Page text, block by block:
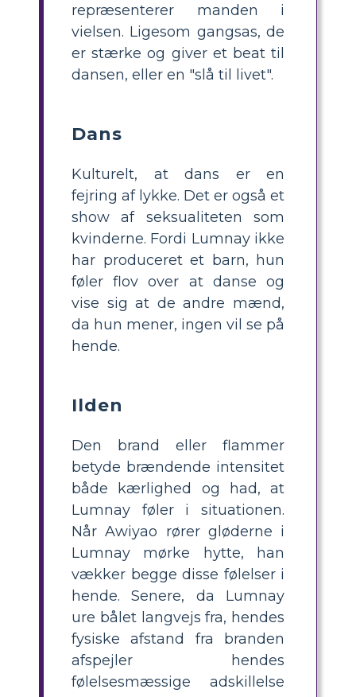
repræsenterer manden i
vielsen. Ligesom gangsas, de
er stærke og giver et beat til
dansen, eller en "slå til livet".
Dans
Kulturelt, at dans er en
fejring af lykke. Det er også et
show af seksualiteten som
kvinderne. Fordi Lumnay ikke
har produceret et barn, hun
føler flov over at danse og
vise sig at de andre mænd,
da hun mener, ingen vil se på
hende.
Ilden
Den brand eller flammer
betyde brændende intensitet
både kærlighed og had, at
Lumnay føler i situationen.
Når Awiyao rører gløderne i
Lumnay mørke hytte, han
vækker begge disse følelser i
hende. Senere, da Lumnay
ure bålet langvejs fra, hendes
fysiske afstand fra branden
afspejler hendes
følelsesmæssige adskillelse